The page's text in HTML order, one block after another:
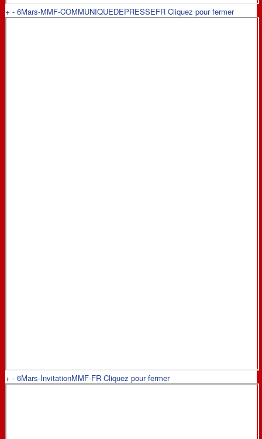
+ - 6Mars-MMF-COMMUNIQUEDEPRESSEFR Cliquez pour fermer
+ - 6Mars-InvitationMMF-FR Cliquez pour fermer